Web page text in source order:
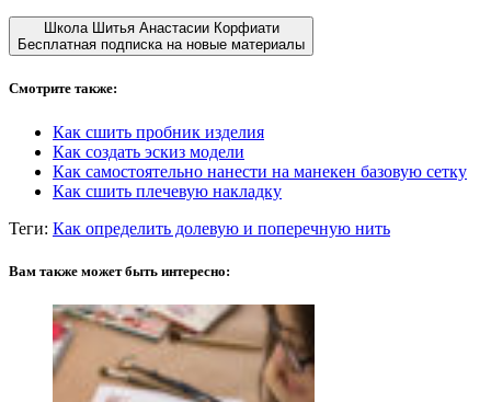
Школа Шитья Анастасии Корфиати
Бесплатная подписка на новые материалы
Смотрите также:
Как сшить пробник изделия
Как создать эскиз модели
Как самостоятельно нанести на манекен базовую сетку
Как сшить плечевую накладку
Теги: Как определить долевую и поперечную нить
Вам также может быть интересно: